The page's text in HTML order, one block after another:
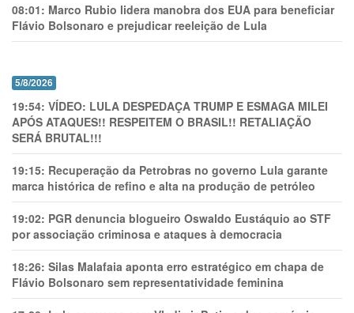
08:01: Marco Rubio lidera manobra dos EUA para beneficiar
Flávio Bolsonaro e prejudicar reeleição de Lula
5/8/2026
19:54: VÍDEO: LULA DESPEDAÇA TRUMP E ESMAGA MILEI
APÓS ATAQUES!! RESPEITEM O BRASIL!! RETALIAÇÃO
SERÁ BRUTAL!!!
19:15: Recuperação da Petrobras no governo Lula garante
marca histórica de refino e alta na produção de petróleo
19:02: PGR denuncia blogueiro Oswaldo Eustáquio ao STF
por associação criminosa e ataques à democracia
18:26: Silas Malafaia aponta erro estratégico em chapa de
Flávio Bolsonaro sem representatividade feminina